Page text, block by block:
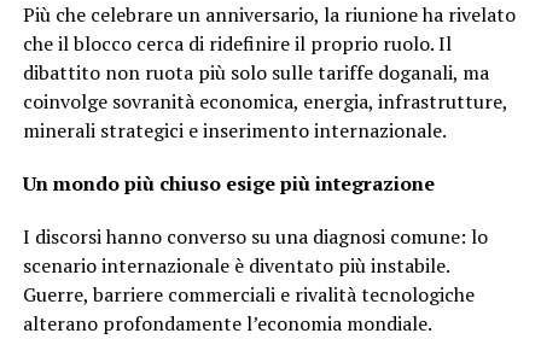
Più che celebrare un anniversario, la riunione ha rivelato
che il blocco cerca di ridefinire il proprio ruolo. Il
dibattito non ruota più solo sulle tariffe doganali, ma
coinvolge sovranità economica, energia, infrastrutture,
minerali strategici e inserimento internazionale.
Un mondo più chiuso esige più integrazione
I discorsi hanno converso su una diagnosi comune: lo
scenario internazionale è diventato più instabile.
Guerre, barriere commerciali e rivalità tecnologiche
alterano profondamente l’economia mondiale.